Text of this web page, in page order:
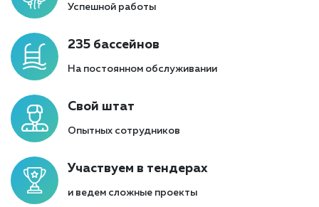
Успешной работы
235 бассейнов
На постоянном обслуживании
Свой штат
Опытных сотрудников
Участвуем в тендерах
и ведем сложные проекты